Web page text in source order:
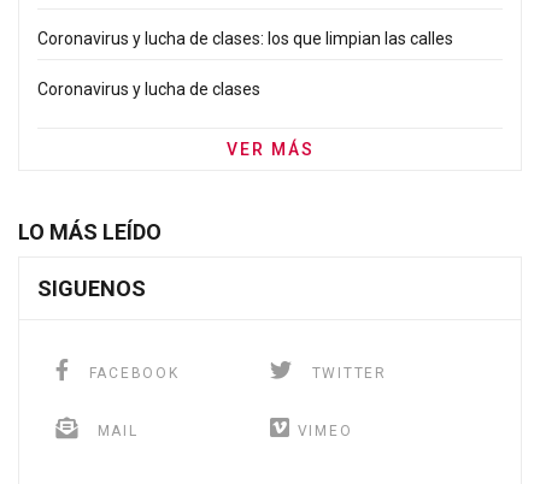
Coronavirus y lucha de clases: los que limpian las calles
Coronavirus y lucha de clases
VER MÁS
LO MÁS LEÍDO
SIGUENOS
FACEBOOK TWITTER
MAIL VIMEO